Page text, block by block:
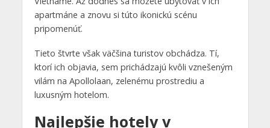
apartmáne a znovu si túto ikonickú scénu
pripomenúť.
Tieto štvrte však väčšina turistov obchádza. Tí,
ktorí ich objavia, sem prichádzajú kvôli vznešeným
vilám na Apollolaan, zelenému prostrediu a
luxusným hotelom.
Najlepšie hotely v